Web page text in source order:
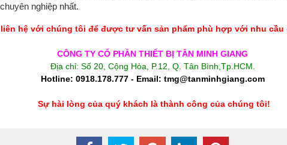
nghiệp nhất.
liên hệ với chúng tôi để được tư vấn sản phẩm phù hợp với nhu cầu
CÔNG TY CỔ PHẦN THIẾT BỊ TÂN MINH GIANG
Địa chỉ: Số 20, Cộng Hòa, P.12, Q. Tân Bình,Tp.HCM.
Hotline: 0918.178.777 - Email: tmg@tanminhgiang.com
Sự hài lòng của quý khách là thành công của chúng tôi!